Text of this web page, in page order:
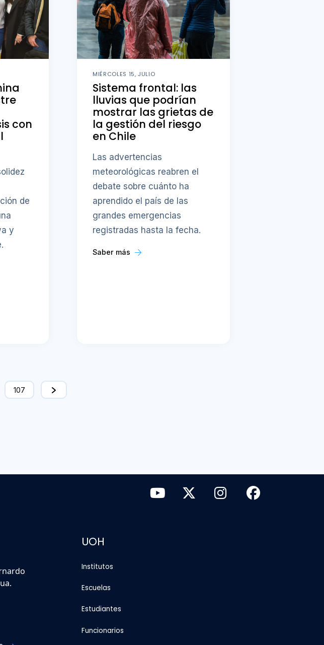
con
de
y
MIÉRCOLES 15, JULIO
Sistema frontal: las
lluvias que podrían
mostrar las grietas de
la gestión del riesgo
en Chile
Las advertencias
meteorológicas reabren el
debate sobre cuánto ha
aprendido el país de las
grandes emergencias
registradas hasta la fecha.
Saber más
107
UOH
Institutos
Escuelas
Estudiantes
Funcionarios